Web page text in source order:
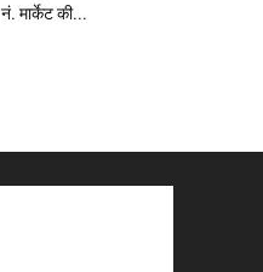
नं. मार्केट की...